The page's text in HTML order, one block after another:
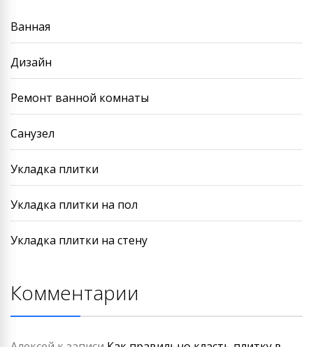
Ванная
Дизайн
Ремонт ванной комнаты
Санузел
Укладка плитки
Укладка плитки на пол
Укладка плитки на стену
Комментарии